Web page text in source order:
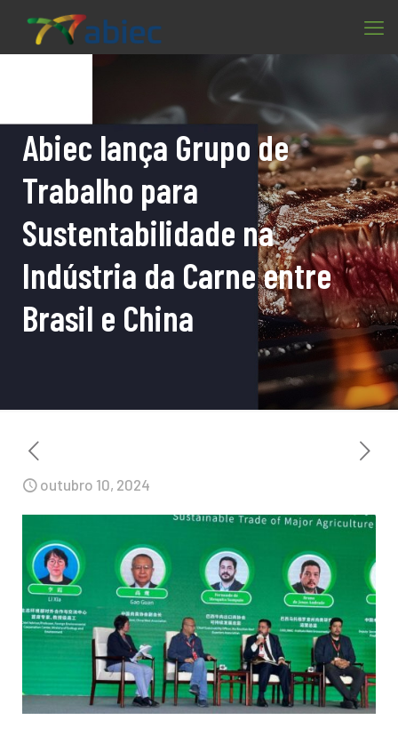
Abiec lança Grupo de
Trabalho para
Sustentabilidade na
Indústria da Carne entre
Brasil e China
outubro 10, 2024